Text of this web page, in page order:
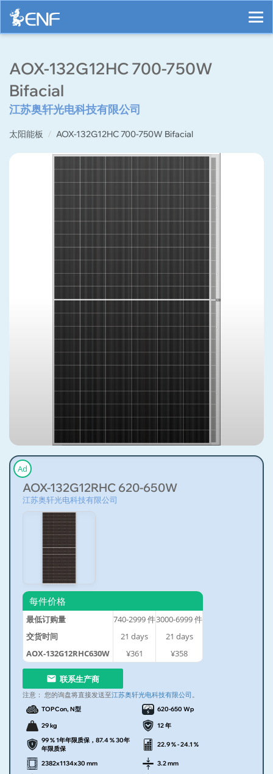
AOX-132G12HC 700-750W
Bifacial
江苏奥轩光电科技有限公司
太阳能板 AOX-132G12HC 700-750W Bifacial
Ad
AOX-132G12RHC 620-650W
江苏奥轩光电科技有限公司
每件价格
最低订购量 740-2999件3000-6999件
交货时间
21 days 21 days
AOX-132G12RHC630W
¥361 ¥358
联系生产商
注意： 您的询盘将直接发送至江苏奥轩光电科技有限公司 。
TOPCon, N型 620-650 Wp
29 kg
12 年
99 % 1年年限质保，87.4 % 30年
年限质保
22.9 % - 24.1 %
2382x1134x30 mm 3.2 mm